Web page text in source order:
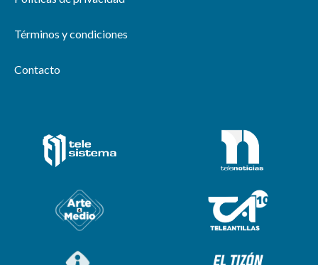
Términos y condiciones
Contacto